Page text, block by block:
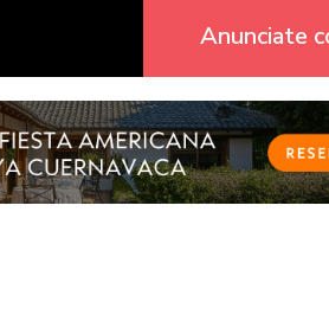
Anunciate